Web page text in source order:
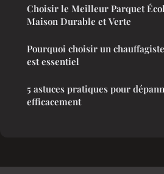
Choisir le Meilleur Parquet
Maison Durable et Verte
Pourquoi choisir un
est essentiel
5 astuces pratiques pour
efficacement